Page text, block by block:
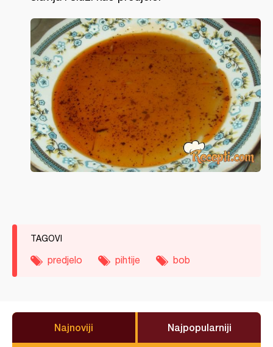
TAGOVI
predjelo pihtije bob
Najnoviji Najpopularniji